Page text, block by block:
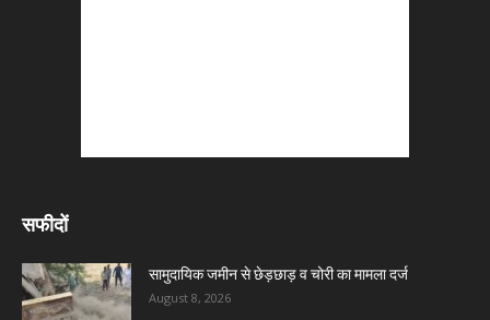
सफीदों
सामुदायिक जमीन से छेड़छाड़ व चोरी का मामला दर्ज
August 8, 2026